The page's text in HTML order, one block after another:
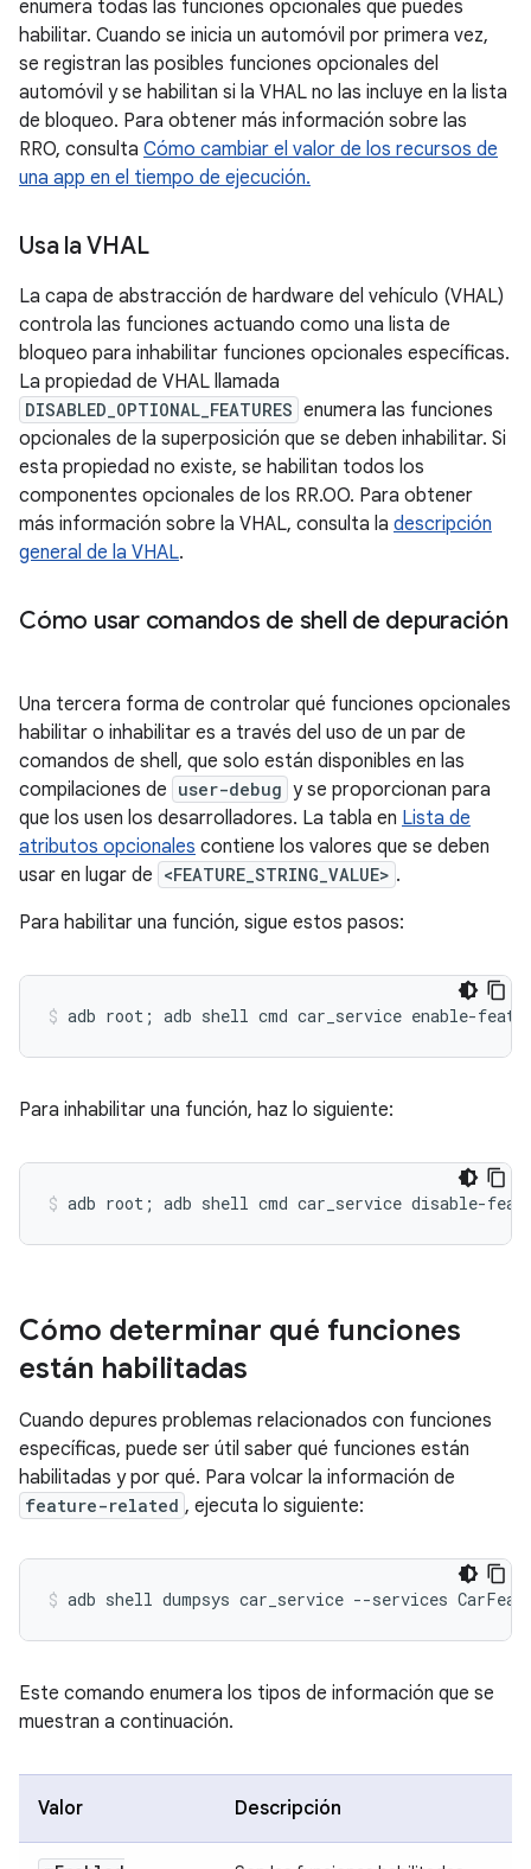
enumera todas las funciones opcionales que puedes
habilitar. Cuando se inicia un automóvil por primera vez,
se registran las posibles funciones opcionales del
automóvil y se habilitan si la VHAL no las incluye en la lista
de bloqueo. Para obtener más información sobre las
RRO, consulta Cómo cambiar el valor de los recursos de
una app en el tiempo de ejecución.
Usa la VHAL
La capa de abstracción de hardware del vehículo (VHAL)
controla las funciones actuando como una lista de
bloqueo para inhabilitar funciones opcionales específicas.
La propiedad de VHAL llamada
DISABLED_OPTIONAL_FEATURES enumera las funciones
opcionales de la superposición que se deben inhabilitar. Si
esta propiedad no existe, se habilitan todos los
componentes opcionales de los RR.OO. Para obtener
más información sobre la VHAL, consulta la descripción
general de la VHAL.
Cómo usar comandos de shell de depuración
Una tercera forma de controlar qué funciones opcionales
habilitar o inhabilitar es a través del uso de un par de
comandos de shell, que solo están disponibles en las
compilaciones de user-debug y se proporcionan para
que los usen los desarrolladores. La tabla en Lista de
atributos opcionales contiene los valores que se deben
usar en lugar de <FEATURE_STRING_VALUE> .
Para habilitar una función, sigue estos pasos:
Para inhabilitar una función, haz lo siguiente:
Cómo determinar qué funciones
están habilitadas
Cuando depures problemas relacionados con funciones
específicas, puede ser útil saber qué funciones están
habilitadas y por qué. Para volcar la información de
feature-related , ejecuta lo siguiente:
Este comando enumera los tipos de información que se
muestran a continuación.
Valor Descripción